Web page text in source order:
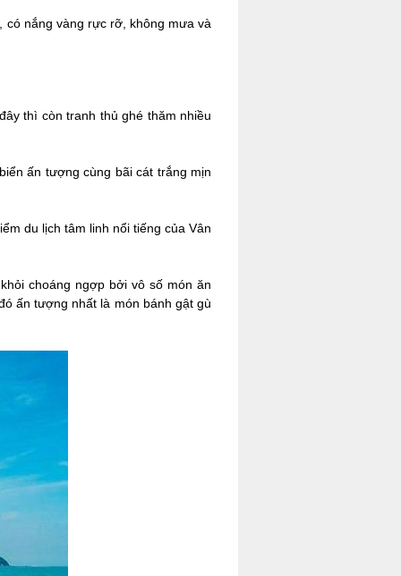
có nắng vàng rực rỡ, không mưa và
thì còn tranh thủ ghé thăm nhiều
ấn tượng cùng bãi cát trắng mịn
du lịch tâm linh nổi tiếng của Vân
choáng ngợp bởi vô số món ăn
ấn tượng nhất là món bánh gật gù